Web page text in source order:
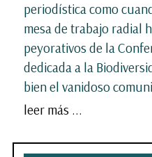
periodística como
mesa de trabajo radial
peyorativos de la
dedicada a la
bien el vanidoso
leer más ...